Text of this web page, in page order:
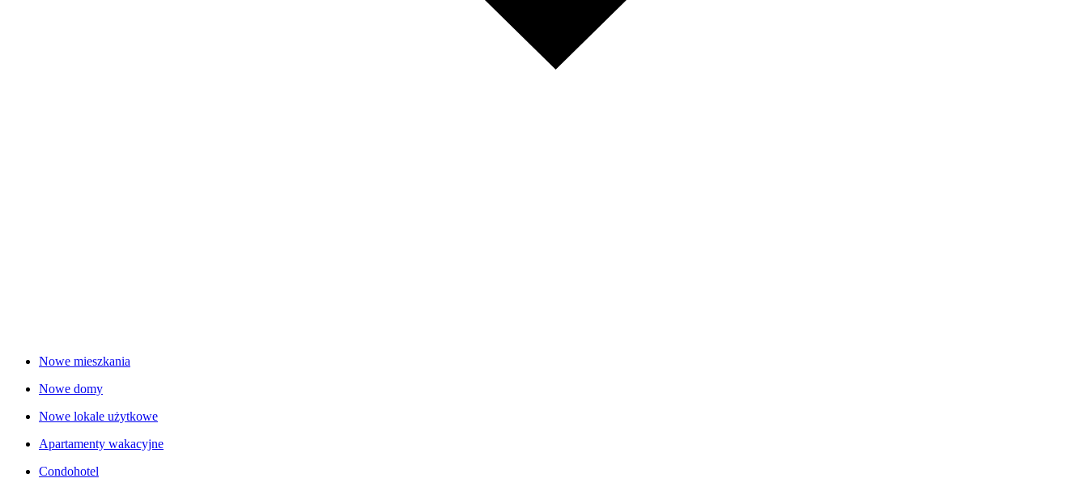
Nowe mieszkania
Nowe domy
Nowe lokale użytkowe
Apartamenty wakacyjne
Condohotel